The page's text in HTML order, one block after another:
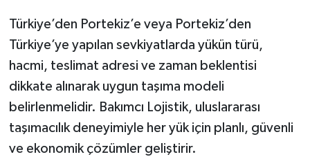
Türkiye’den Portekiz’e veya Portekiz’den
Türkiye’ye yapılan sevkiyatlarda yükün türü,
hacmi, teslimat adresi ve zaman beklentisi
dikkate alınarak uygun taşıma modeli
belirlenmelidir. Bakımcı Lojistik, uluslararası
taşımacılık deneyimiyle her yük için planlı, güvenli
ve ekonomik çözümler geliştirir.